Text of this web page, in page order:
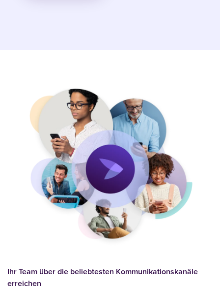
Ihr Team über die beliebtesten Kommunikationskanäle
erreichen